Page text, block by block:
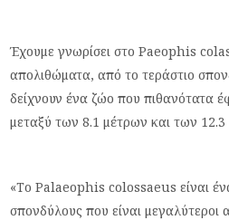
Έχουμε γνωρίσει στο Paeophis
απολιθώματα, από το τεράστιο
δείχνουν ένα ζώο που πιθανότατα
μεταξύ των 8.1 μέτρων και των 12.3
«Το Palaeophis colossaeus είναι
σπονδύλους που είναι